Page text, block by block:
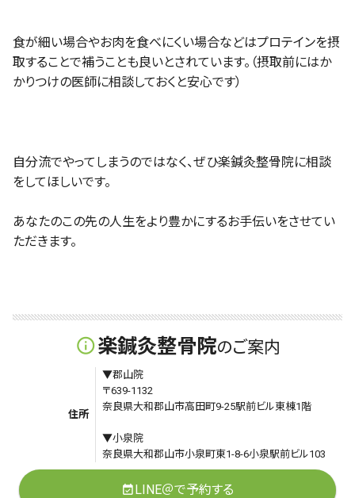
食が細い場合やお肉を食べにくい場合などはプロテインを摂
取することで補うことも良いとされています。（摂取前にはか
かりつけの医師に相談しておくと安心です）
自分流でやってしまうのではなく、ぜひ楽鍼灸整骨院に相談
をしてほしいです。
あなたのこの先の人生をより豊かにするお手伝いをさせてい
ただきます。
info_outline楽鍼灸整骨院のご案内
住所
▼郡山院
〒639-1132
奈良県大和郡山市高田町9-25駅前ビル東棟1階
▼小泉院
奈良県大和郡山市小泉町東1-8-6小泉駅前ビル103
event_availableLINE＠で予約する